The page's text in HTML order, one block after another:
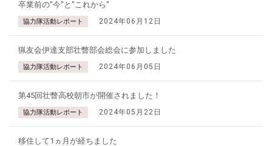
卒業前の"今"と"これから"
協力隊活動レポート 2024年06月12日
猟友会伊達支部壮瞥部会総会に参加しました
協力隊活動レポート 2024年06月05日
第45回壮瞥高校朝市が開催されました！
協力隊活動レポート 2024年05月22日
移住して1ヵ月が経ちました